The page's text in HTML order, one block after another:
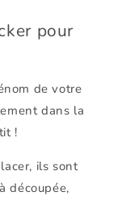
pour
de votre
dans la
!
ils sont
découpée,